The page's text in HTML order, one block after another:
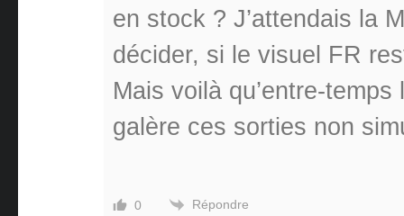
en stock ? J’attendais la
décider, si le visuel FR
Mais voilà qu’entre-
galère ces sorties non
0 Répondre